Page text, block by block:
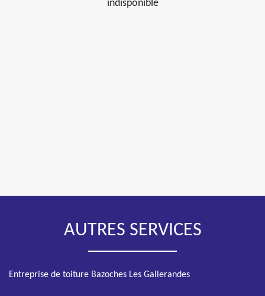
indisponible
AUTRES SERVICES
Entreprise de toiture Bazoches Les Gallerandes